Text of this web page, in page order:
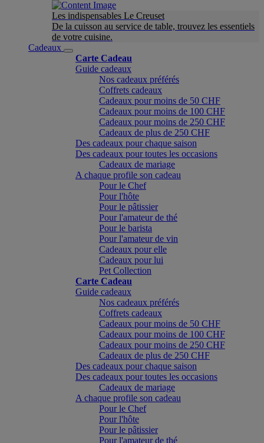
Les indispensables Le Creuset
De la cuisson au service de table, trouvez les essentiels
de votre cuisine.
Cadeaux
Carte Cadeau
Guide cadeaux
Nos cadeaux préférés
Coffrets cadeaux
Cadeaux pour moins de 50 CHF
Cadeaux pour moins de 100 CHF
Cadeaux pour moins de 250 CHF
Cadeaux de plus de 250 CHF
Des cadeaux pour chaque saison
Des cadeaux pour toutes les occasions
Cadeaux de mariage
A chaque profile son cadeau
Pour le Chef
Pour l'hôte
Pour le pâtissier
Pour l'amateur de thé
Pour le barista
Pour l'amateur de vin
Cadeaux pour elle
Cadeaux pour lui
Pet Collection
Carte Cadeau
Guide cadeaux
Nos cadeaux préférés
Coffrets cadeaux
Cadeaux pour moins de 50 CHF
Cadeaux pour moins de 100 CHF
Cadeaux pour moins de 250 CHF
Cadeaux de plus de 250 CHF
Des cadeaux pour chaque saison
Des cadeaux pour toutes les occasions
Cadeaux de mariage
A chaque profile son cadeau
Pour le Chef
Pour l'hôte
Pour le pâtissier
Pour l'amateur de thé